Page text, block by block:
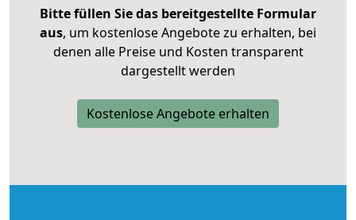
Bitte füllen Sie das bereitgestellte Formular
aus, um kostenlose Angebote zu erhalten, bei
denen alle Preise und Kosten transparent
dargestellt werden
Kostenlose Angebote erhalten